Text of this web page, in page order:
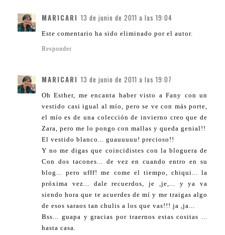
MARICARI 13 de junio de 2011 a las 19:04
Este comentario ha sido eliminado por el autor.
Responder
MARICARI 13 de junio de 2011 a las 19:07
Oh Esther, me encanta haber visto a Fany con un
vestido casi igual al mío, pero se ve con más porte,
el mío es de una colección de invierno creo que de
Zara, pero me lo pongo con mallas y queda genial!!
El vestido blanco... guauuuuu! precioso!!
Y no me digas que coincidistes con la bloguera de
Con dos tacones... de vez en cuando entro en su
blog... pero ufff! me come el tiempo, chiqui... la
próxima vez... dale recuerdos, je ,je,... y ya va
siendo hora que te acuerdes de mí y me traigas algo
de esos saraos tan chulis a los que vas!!! ja ,ja...
Bss... guapa y gracias por traernos estas cositas ...
hasta casa.